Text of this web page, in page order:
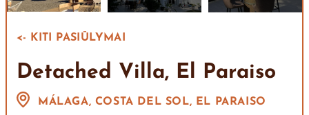
<- KITI PASIŪLYMAI
Detached Villa, El Paraiso
MÁLAGA, COSTA DEL SOL, EL PARAISO